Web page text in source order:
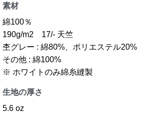
素材
綿100％
190g/m2 17/- 天竺
杢グレー : 綿80%、ポリエステル20%
その他 : 綿100%
※ ホワイトのみ綿糸縫製
生地の厚さ
5.6 oz